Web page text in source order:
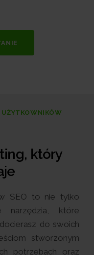
UŻYTKOWNIKÓW
który
SEO to nie tylko
narzędzia, które
do swoich
stworzonym
potrzebach oraz